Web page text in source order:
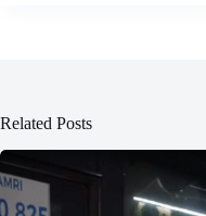
Related Posts